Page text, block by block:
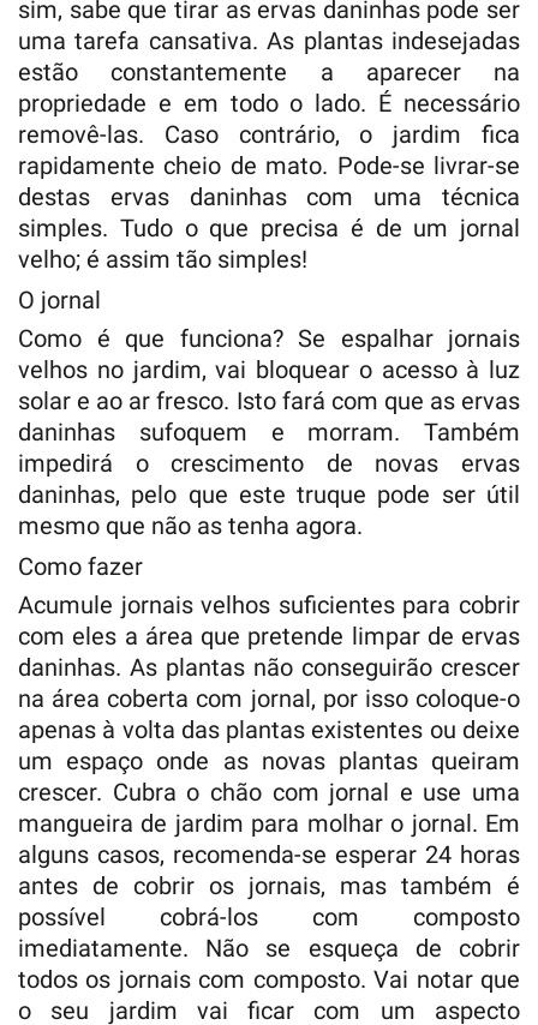
sim, sabe que tirar as ervas daninhas pode ser
uma tarefa cansativa. As plantas indesejadas
estão constantemente a aparecer na
propriedade e em todo o lado. É necessário
removê-las. Caso contrário, o jardim fica
rapidamente cheio de mato. Pode-se livrar-se
destas ervas daninhas com uma técnica
simples. Tudo o que precisa é de um jornal
velho; é assim tão simples!
O jornal
Como é que funciona? Se espalhar jornais
velhos no jardim, vai bloquear o acesso à luz
solar e ao ar fresco. Isto fará com que as ervas
daninhas sufoquem e morram. Também
impedirá o crescimento de novas ervas
daninhas, pelo que este truque pode ser útil
mesmo que não as tenha agora.
Como fazer
Acumule jornais velhos suficientes para cobrir
com eles a área que pretende limpar de ervas
daninhas. As plantas não conseguirão crescer
na área coberta com jornal, por isso coloque-o
apenas à volta das plantas existentes ou deixe
um espaço onde as novas plantas queiram
crescer. Cubra o chão com jornal e use uma
mangueira de jardim para molhar o jornal. Em
alguns casos, recomenda-se esperar 24 horas
antes de cobrir os jornais, mas também é
possível cobrá-los com composto
imediatamente. Não se esqueça de cobrir
todos os jornais com composto. Vai notar que
o seu jardim vai ficar com um aspecto